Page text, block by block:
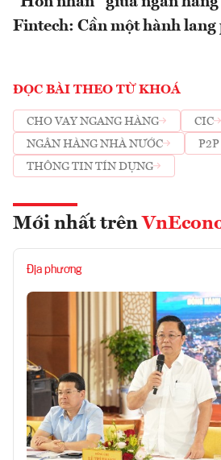
Fintech: Cần một hành lang
ĐỌC BÀI THEO TỪ KHOÁ
CHO VAY NGANG HÀNG
CIC
NGÂN HÀNG NHÀ NƯỚC
THÔNG TIN TÍN DỤNG
Mới nhất trên
Địa phương